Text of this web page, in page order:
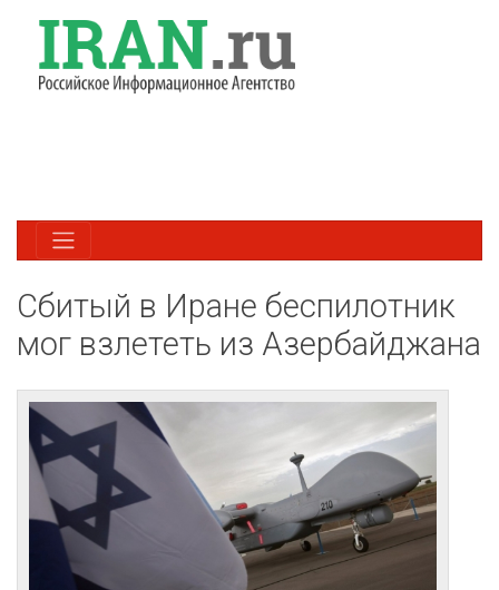
Сбитый в Иране беспилотник
мог взлететь из Азербайджана